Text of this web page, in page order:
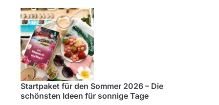
Startpaket für den Sommer 2026 – Die
schönsten Ideen für sonnige Tage